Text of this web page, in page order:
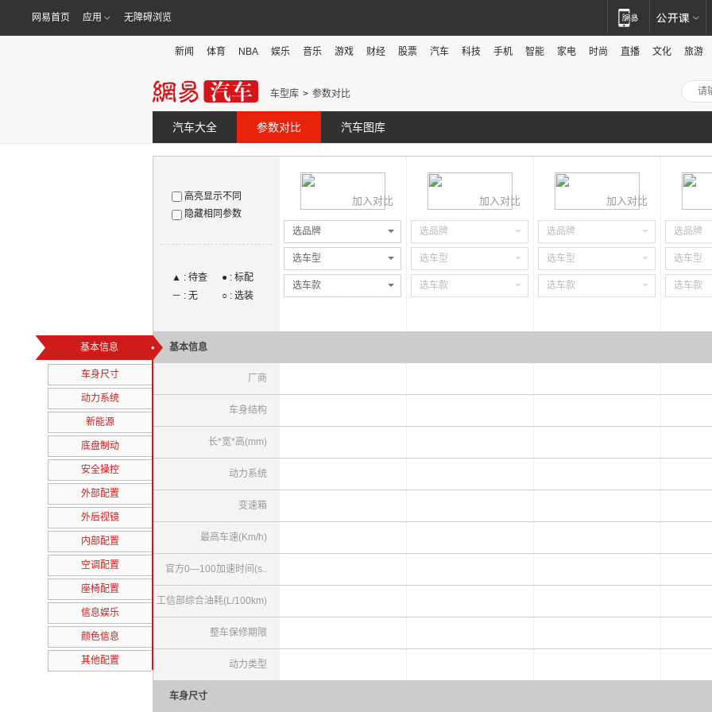
网易首页 应用 无障碍浏览
新闻 体育 NBA 娱乐 音乐 游戏 财经 股票 汽车 科技 手机 智能 家电 时尚 直播 文化 旅游
车型库 参数对比
汽车大全 参数对比 汽车图库
高亮显示不同
隐藏相同参数
▲ : 待查
● : 标配
－ : 无
○ : 选装
基本信息
厂商
车身结构
长*宽*高(mm)
动力系统
变速箱
最高车速(Km/h)
官方0—100加速时间(s..
工信部综合油耗(L/100km)
整车保修期限
动力类型
车身尺寸
加入对比
选品牌
选车型
选车款
加入对比
选品牌
选车型
选车款
加入对比
选品牌
选车型
选车款
选品牌
选车型
选车款
基本信息
车身尺寸
动力系统
新能源
底盘制动
安全操控
外部配置
外后视镜
内部配置
空调配置
座椅配置
信息娱乐
颜色信息
其他配置